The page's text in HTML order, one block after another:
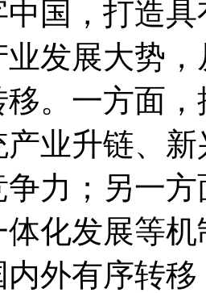
国，打造
发展大势
。一方面
业升链、
力；另一
化发展等
内外有序转